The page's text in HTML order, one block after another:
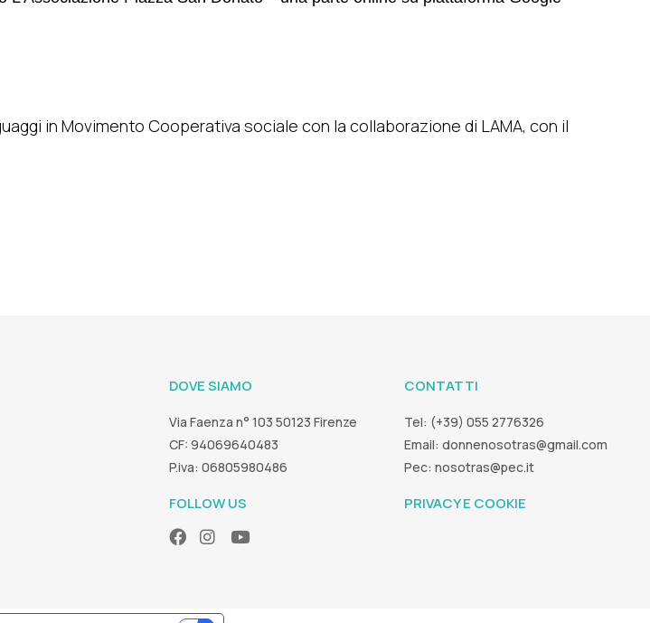
in Movimento Cooperativa sociale con la collaborazione di LAMA, con il
DOVE SIAMO
Via Faenza n° 103 50123 Firenze
CF: 94069640483
P.iva: 06805980486
FOLLOW US
CONTATTI
Tel: (+39) 055 2776326
Email: donnenosotras@gmail.com
Pec: nosotras@pec.it
PRIVACY E COOKIE